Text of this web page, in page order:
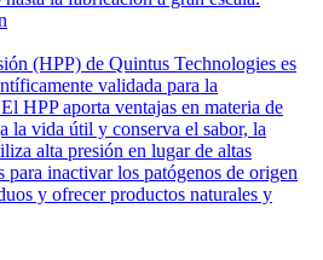
(HPP) de Quintus Technologies es
validada para la
HPP aporta ventajas en materia de
la vida útil y conserva el sabor, la
alta presión en lugar de altas
para inactivar los patógenos de origen
y ofrecer productos naturales y